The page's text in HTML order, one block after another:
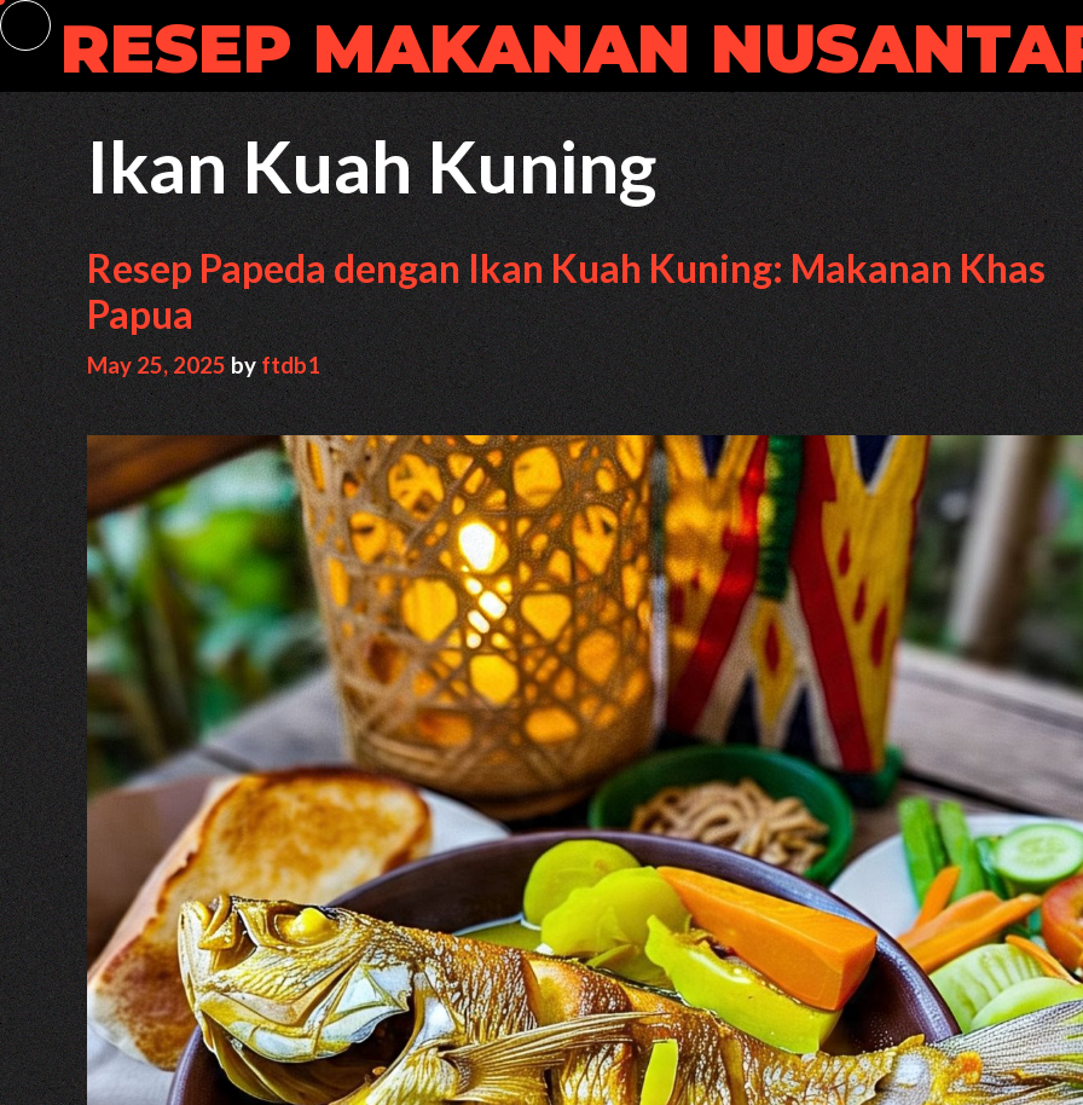
Skip
to
contentRESEP MAKANAN
Ikan Kuah Kuning
Resep Papeda dengan Ikan Kuah Kuning: Makanan Khas
Papua
May 25, 2025 byftdb1